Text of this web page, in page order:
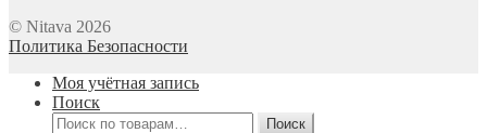
© Nitava 2026
Политика Безопасности
Моя учётная запись
Поиск
Искать:
Поиск